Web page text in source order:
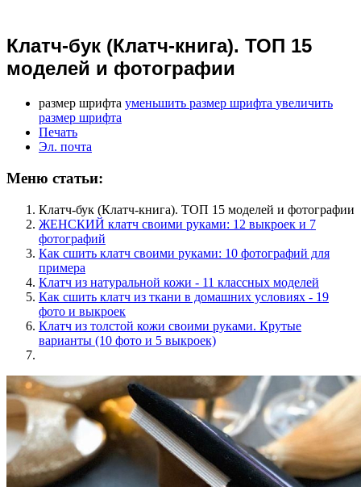
Клатч-бук (Клатч-книга). ТОП 15
моделей и фотографии
размер шрифта уменьшить размер шрифта увеличить
размер шрифта
Печать
Эл. почта
Меню статьи:
Клатч-бук (Клатч-книга). ТОП 15 моделей и фотографии
ЖЕНСКИЙ клатч своими руками: 12 выкроек и 7
фотографий
Как сшить клатч своими руками: 10 фотографий для
примера
Клатч из натуральной кожи - 11 классных моделей
Как сшить клатч из ткани в домашних условиях - 19
фото и выкроек
Клатч из толстой кожи своими руками. Крутые
варианты (10 фото и 5 выкроек)